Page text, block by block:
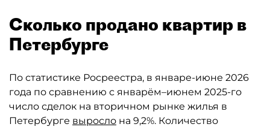
Сколько продано квартир в
Петербурге
По статистике Росреестра, в январе-июне 2026
года по сравнению с январём–июнем 2025-го
число сделок на вторичном рынке жилья в
Петербурге выросло на 9,2%. Количество